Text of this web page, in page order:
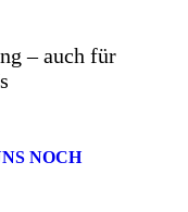
– auch für
NOCH